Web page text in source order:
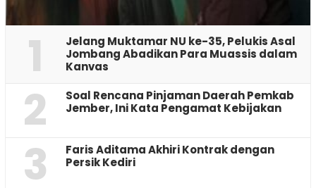
1
Jelang Muktamar NU ke-35, Pelukis Asal
Jombang Abadikan Para Muassis dalam
Kanvas
2
‎Soal Rencana Pinjaman Daerah Pemkab
Jember, Ini Kata Pengamat Kebijakan ‎
3
Faris Aditama Akhiri Kontrak dengan
Persik Kediri